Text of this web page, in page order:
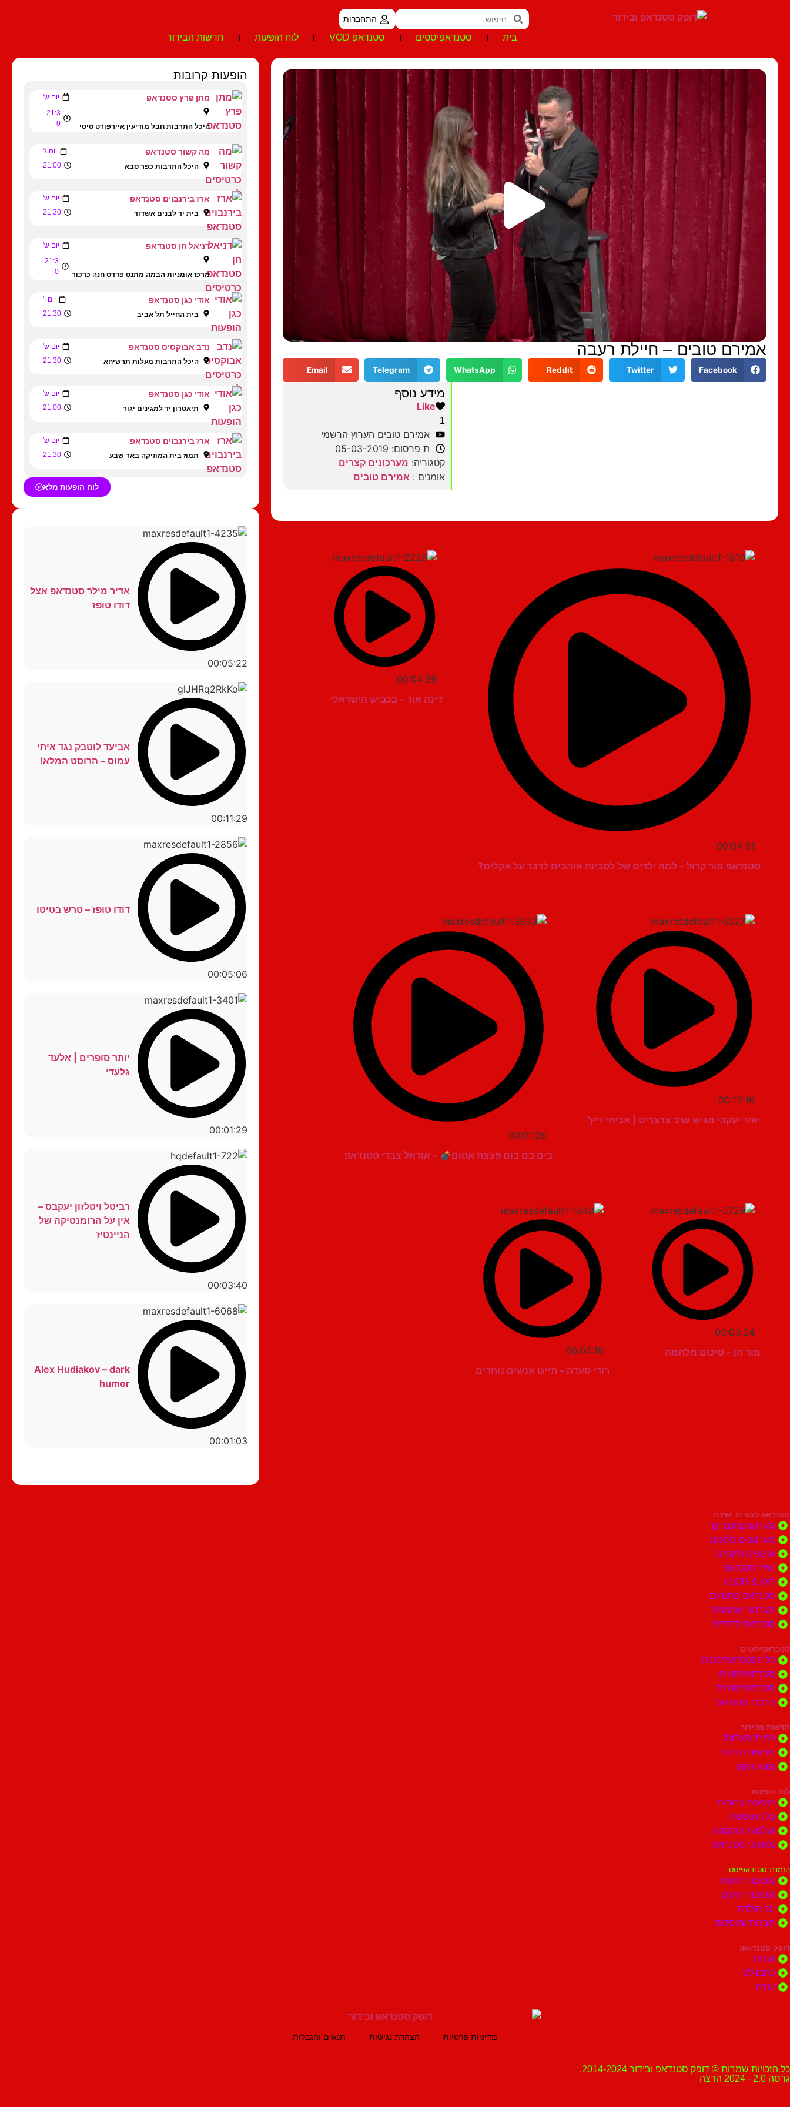
התחברות
בית סטנדאפיסטים סטנדאפ VOD לוח הופעות חדשות הבידור
אמירם טובים – חיילת רעבה
Facebook
Twitter
Reddit
WhatsApp
Telegram
Email
מידע נוסף
Like
1
אמירם טובים הערוץ הרשמי
ת פרסום: 05-03-2019
קטגוריה: מערכונים קצרים
אומנים : אמירם טובים
00:04:31
סטנדאפ מור קרול – למה ילדים של לסביות אוהבים לדבר על אקלים?
00:04:39
דינה אור – בכביש הישראלי
00:12:16
יאיר יעקבי מגיש ערב צרצרים | אביחי ריץ'
00:01:26
בים בם בום פצצת אטום💣 – אוראל צברי סטנדאפ
00:03:24
מור חן – סיכום מלחמה
00:04:10
רודי סעדה – תייגו אנשים נוחרים
הופעות קרובות
מתן פרץ סטנדאפ יום ש'
היכל התרבות חבל מודיעין איירפורט סיטי
21:3
0
מה קשור סטנדאפ יום ג'
היכל התרבות כפר סבא 21:00
ארז בירנבוים סטנדאפ יום ש'
בית יד לבנים אשדוד 21:30
דניאל חן סטנדאפ יום ש'
מרכז אומניות הבמה מתנס פרדס חנה כרכור
21:3
0
אודי כגן סטנדאפ יום ו'
בית החייל תל אביב 21:30
נדב אבוקסיס סטנדאפ יום ש'
היכל התרבות מעלות תרשיחא 21:30
אודי כגן סטנדאפ יום ש'
תיאטרון יד למגינים יגור 21:00
ארז בירנבוים סטנדאפ יום ש'
תמוז בית המוזיקה באר שבע 21:30
לוח הופעות מלא
00:05:22
אדיר מילר סטנדאפ אצל
דודו טופז
00:11:29
אביעד לוטבק נגד איתי
עמוס – הרוסט המלא!
00:05:06
דודו טופז – טרש בטיטו
00:01:29
יותר סופרים | אלעד
גלעדי
00:03:40
רביטל ויטלזון יעקבס –
אין על הרומנטיקה של
הניינטיז
00:01:03
Alex Hudiakov – dark
humor
סטנדאפ לצפייה ישירה
מערכונים קצרים
מערכונים מלאים
אוספים ולקטים
שירי סטנדאפ
דוקו & VLOG
סטנדאפ מתורגם
מערכוני אנימציה
סטנדאפ לדתיים
סטנדאפיסטים
כל הסטנדאפיסטים
סטנדאפיסטים
סטנדאפיסטיות
הרכבי סטנדאפ
חדשות הבידור
המייל האדום!
חדשות הבידור
מזגין דופק
לוח הופעות
הופעות קרובות
כל ההופעות
אולמות ומקומות
מועדוני סטנדאפ
הזמנת סטנדאפיסט
מסיבת רווקות
מסיבת רווקים
ימי הולדת
חברות ומוסדות
דופק סטנדאפ!
אודות
כתבו לנו
עזרה
מדיניות פרטיות הצהרת נגישות תנאים והגבלות
כל הזכויות שמרות © דופק סטנדאפ ובידור 2014-2024.
גרסה 2.0 - 2024 הרצה